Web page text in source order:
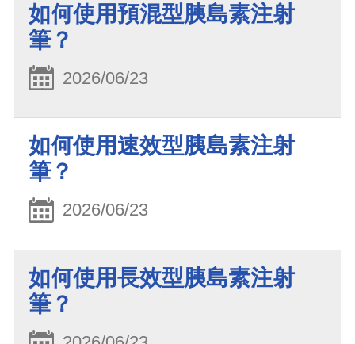
如何使用預混型胰島素注射
筆？
2026/06/23
如何使用速效型胰島素注射
筆？
2026/06/23
如何使用長效型胰島素注射
筆？